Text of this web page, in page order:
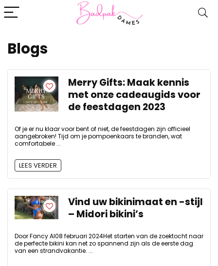
Blogs
Merry Gifts: Maak kennis
met onze cadeaugids voor
de feestdagen 2023
Of je er nu klaar voor bent of niet, de feestdagen zijn officieel
aangebroken! Tijd om je pompoenkaars te branden, wat
comfortabele ...
LEES VERDER
Vind uw bikinimaat en -stijl
– Midori bikini’s
Door Fancy AI08 februari 2024Het starten van de zoektocht naar
de perfecte bikini kan net zo spannend zijn als de eerste dag
van een strandvakantie. ...